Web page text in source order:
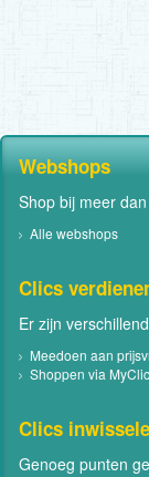
Webshops
Shop bij meer
Alle webshops
Clics
Er zijn
Meedoen aan
Shoppen via
Clics
Genoeg punten